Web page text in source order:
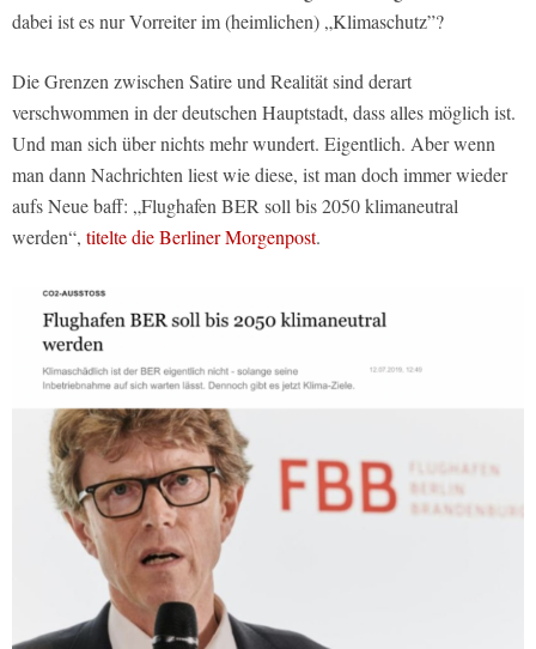
dabei ist es nur Vorreiter im (heimlichen) „Klimaschutz”?
Die Grenzen zwischen Satire und Realität sind derart
verschwommen in der deutschen Hauptstadt, dass alles möglich ist.
Und man sich über nichts mehr wundert. Eigentlich. Aber wenn
man dann Nachrichten liest wie diese, ist man doch immer wieder
aufs Neue baff: „Flughafen BER soll bis 2050 klimaneutral
werden“, titelte die Berliner Morgenpost.